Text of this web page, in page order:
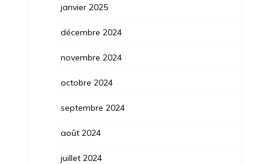
janvier 2025
décembre 2024
novembre 2024
octobre 2024
septembre 2024
août 2024
juillet 2024